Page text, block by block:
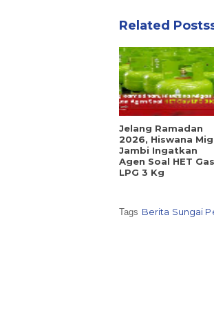
Related
Jelang Ramadan
2026, Hiswana
Jambi Ingatkan
Agen Soal HET Gas
LPG 3 Kg
Tags Berita Sungai